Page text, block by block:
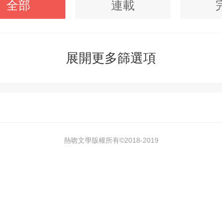
全部 連載
展開更多篩選項
熱吻文學版權所有©2018-2019